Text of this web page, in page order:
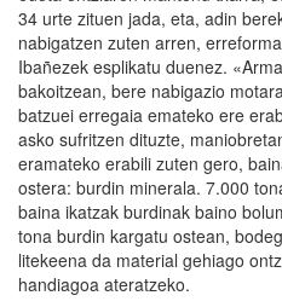
34 urte zituen jada, eta, adin
nabigatzen zuten arren,
Ibañezek esplikatu duenez.
bakoitzean, bere nabigazio
batzuei erregaia emateko ere
asko sufritzen dituzte,
eramateko erabili zuten gero,
ostera: burdin minerala. 7.000
baina ikatzak burdinak baino
tona burdin kargatu ostean,
litekeena da material gehiago
handiagoa ateratzeko.